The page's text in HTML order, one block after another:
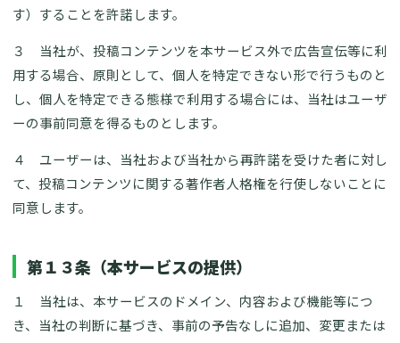
す）することを許諾します。
３ 当社が、投稿コンテンツを本サービス外で広告宣伝等に利
用する場合、原則として、個人を特定できない形で行うものと
し、個人を特定できる態様で利用する場合には、当社はユーザ
ーの事前同意を得るものとします。
４ ユーザーは、当社および当社から再許諾を受けた者に対し
て、投稿コンテンツに関する著作者人格権を行使しないことに
同意します。
第１３条（本サービスの提供）
１ 当社は、本サービスのドメイン、内容および機能等につ
き、当社の判断に基づき、事前の予告なしに追加、変更または